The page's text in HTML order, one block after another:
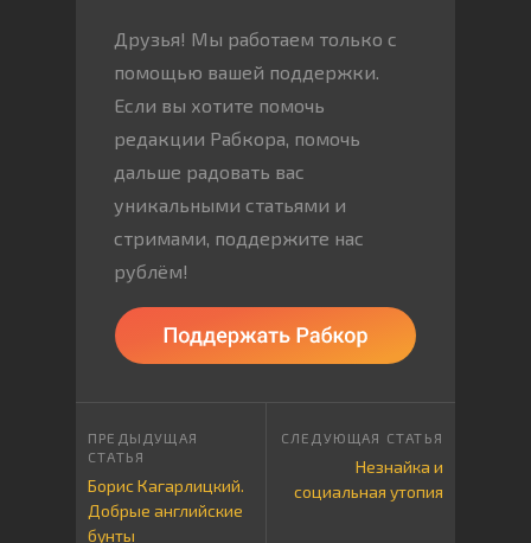
Друзья! Мы работаем только с
помощью вашей поддержки.
Если вы хотите помочь
редакции Рабкора, помочь
дальше радовать вас
уникальными статьями и
стримами, поддержите нас
рублём!
Борис Кагарлицкий.
Добрые английские
бунты
Незнайка и
социальная утопия